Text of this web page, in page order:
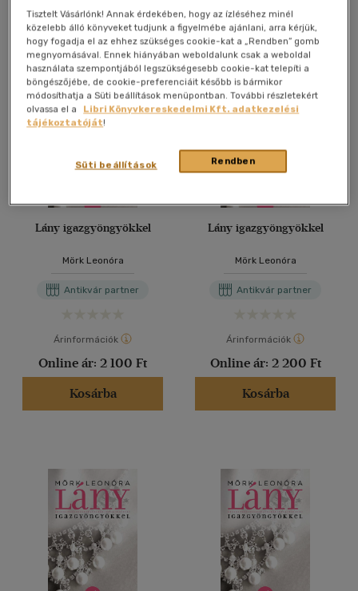
További formátumok
Lány igazgyöngyökkel
Mörk Leonóra
Antikvár partner
Árinformációk
Online ár: 2 100 Ft
Kosárba
Lány igazgyöngyökkel
Mörk Leonóra
Antikvár partner
Árinformációk
Online ár: 2 200 Ft
Kosárba
Tisztelt Vásárlónk! Annak érdekében, hogy az ízléséhez minél
közelebb álló könyveket tudjunk a figyelmébe ajánlani, arra kérjük,
hogy fogadja el az ehhez szükséges cookie-kat a „Rendben” gomb
megnyomásával. Ennek hiányában weboldalunk csak a weboldal
használata szempontjából legszükségesebb cookie-kat telepíti a
böngészőjébe, de cookie-preferenciáit később is bármikor
módosíthatja a Süti beállítások menüpontban. További részletekért
olvassa el a
Libri Könyvkereskedelmi Kft. adatkezelési
tájékoztatóját!
Rendben
Süti beállítások